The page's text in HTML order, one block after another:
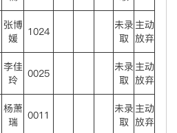
张博
媛
1024
未录
取
主动
放弃
李佳
玲
0025
未录
取
主动
放弃
杨萧
瑞
0011
未录
取
主动
放弃